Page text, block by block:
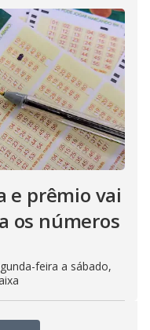
e prêmio vai
os números
feira a sábado,